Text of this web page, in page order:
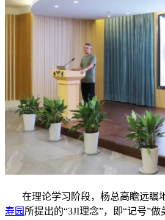
在理论学习阶段，杨总高瞻远瞩
寿园 所提出的“3JI理念”，即“记号”